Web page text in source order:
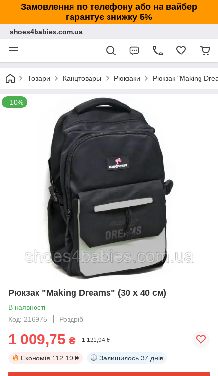
Замовлення по телефону або на вайбер
гарантує знижку 5%
shoes4babies.com.ua
Товари Канцтовары Рюкзаки Рюкзак "Making
–10%
Рюкзак "Making Dreams" (30 х 40 см)
В наявності
Код: 216975
Роздріб
1 009,75 ₴ 1 121,94 ₴
Економія 112.19 ₴ Залишилось 37 днів